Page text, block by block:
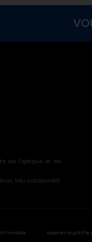
de l’optique et de
lieu collaboratif,
invisible Appareil auditif le